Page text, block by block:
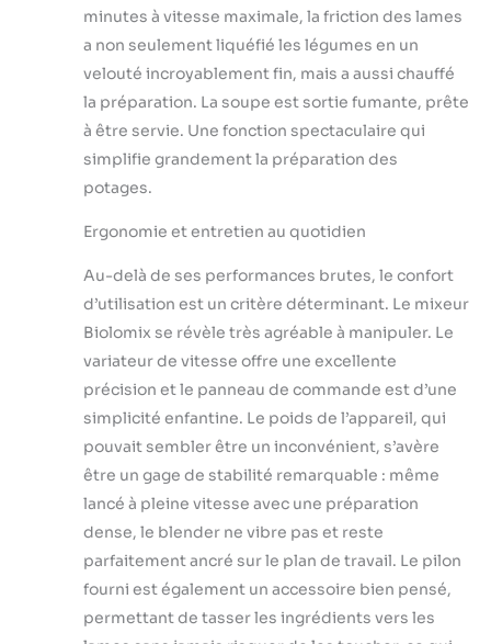
minutes à vitesse maximale, la friction des lames
a non seulement liquéfié les légumes en un
velouté incroyablement fin, mais a aussi chauffé
la préparation. La soupe est sortie fumante, prête
à être servie. Une fonction spectaculaire qui
simplifie grandement la préparation des
potages.
Ergonomie et entretien au quotidien
Au-delà de ses performances brutes, le confort
d’utilisation est un critère déterminant. Le mixeur
Biolomix se révèle très agréable à manipuler. Le
variateur de vitesse offre une excellente
précision et le panneau de commande est d’une
simplicité enfantine. Le poids de l’appareil, qui
pouvait sembler être un inconvénient, s’avère
être un gage de stabilité remarquable : même
lancé à pleine vitesse avec une préparation
dense, le blender ne vibre pas et reste
parfaitement ancré sur le plan de travail. Le pilon
fourni est également un accessoire bien pensé,
permettant de tasser les ingrédients vers les